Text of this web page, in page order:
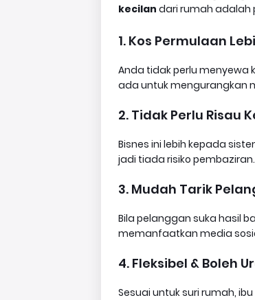
kecilan dari rumah adalah
1. Kos Permulaan
Anda tidak perlu menyewa
ada untuk mengurangkan
2. Tidak Perlu Risau
Bisnes ini lebih kepada
jadi tiada risiko pembaziran.
3. Mudah Tarik
Bila pelanggan suka hasil
memanfaatkan media
4. Fleksibel & Boleh
Sesuai untuk suri rumah,